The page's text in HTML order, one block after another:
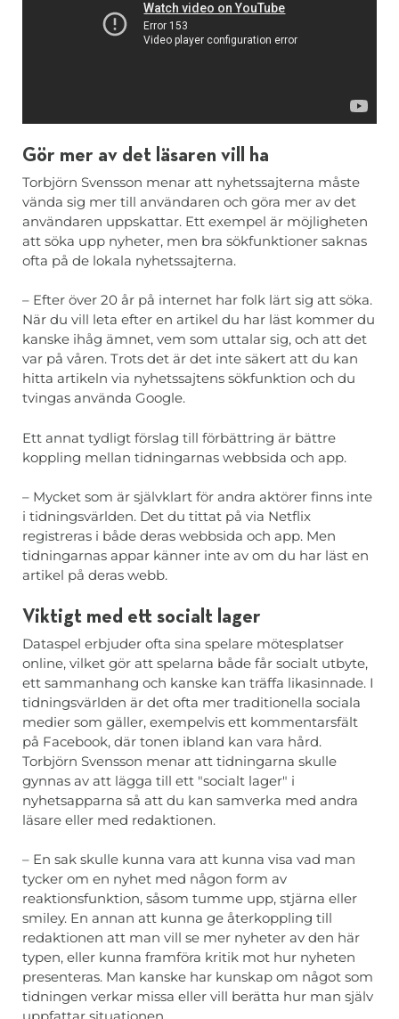
Gör mer av det läsaren vill ha
Torbjörn Svensson menar att nyhetssajterna måste
vända sig mer till användaren och göra mer av det
användaren uppskattar. Ett exempel är möjligheten
att söka upp nyheter, men bra sökfunktioner saknas
ofta på de lokala nyhetssajterna.
– Efter över 20 år på internet har folk lärt sig att söka.
När du vill leta efter en artikel du har läst kommer du
kanske ihåg ämnet, vem som uttalar sig, och att det
var på våren. Trots det är det inte säkert att du kan
hitta artikeln via nyhetssajtens sökfunktion och du
tvingas använda Google.
Ett annat tydligt förslag till förbättring är bättre
koppling mellan tidningarnas webbsida och app.
– Mycket som är självklart för andra aktörer finns inte
i tidningsvärlden. Det du tittat på via Netflix
registreras i både deras webbsida och app. Men
tidningarnas appar känner inte av om du har läst en
artikel på deras webb.
Viktigt med ett socialt lager
Dataspel erbjuder ofta sina spelare mötesplatser
online, vilket gör att spelarna både får socialt utbyte,
ett sammanhang och kanske kan träffa likasinnade. I
tidningsvärlden är det ofta mer traditionella sociala
medier som gäller, exempelvis ett kommentarsfält
på Facebook, där tonen ibland kan vara hård.
Torbjörn Svensson menar att tidningarna skulle
gynnas av att lägga till ett "socialt lager" i
nyhetsapparna så att du kan samverka med andra
läsare eller med redaktionen.
– En sak skulle kunna vara att kunna visa vad man
tycker om en nyhet med någon form av
reaktionsfunktion, såsom tumme upp, stjärna eller
smiley. En annan att kunna ge återkoppling till
redaktionen att man vill se mer nyheter av den här
typen, eller kunna framföra kritik mot hur nyheten
presenteras. Man kanske har kunskap om något som
tidningen verkar missa eller vill berätta hur man själv